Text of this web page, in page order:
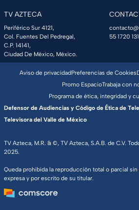
TV AZTECA
Periférico Sur 4121,
Col. Fuentes Del Pedregal,
C.P. 14141,
Ciudad De México, México.
55 1720
TV Azteca, M.R. & ©, TV Azteca, S.A.B. de C.V.
2025.
Queda prohibida la reproducción total o parcial
expresa y por escrito de su titular.
Aviso de privacidadPreferencias de Cookies
Promo EspacioTrabaja con
Programa de ética, integridad y
Defensor de Audiencias y Código de Ética de
Televisora del Valle de México